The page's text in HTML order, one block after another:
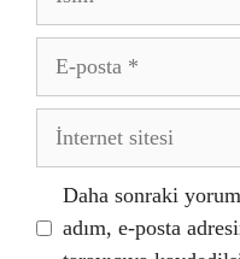
posta
İnternet
Daha sonraki
adım, e-posta